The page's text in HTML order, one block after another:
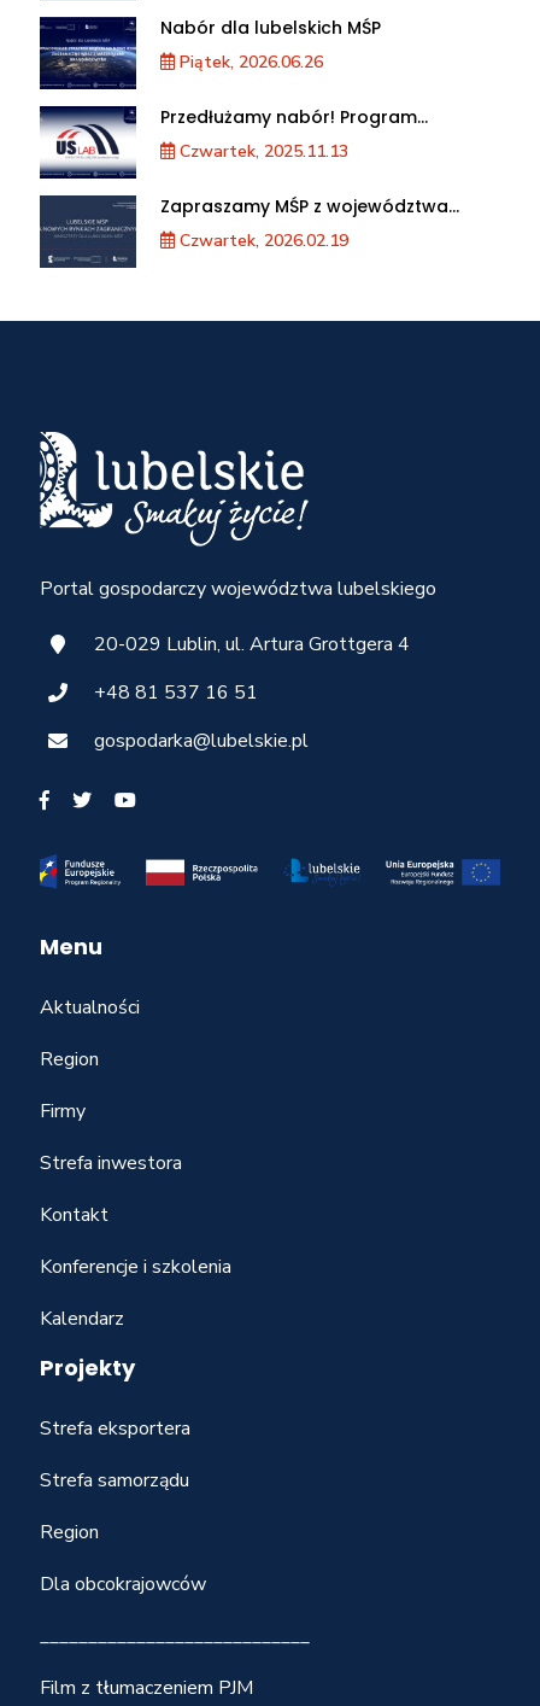
Nabór dla lubelskich MŚP
Piątek, 2026.06.26
Przedłużamy nabór! Program
akceleracji przedsiębiorstw
Czwartek, 2025.11.13
Zapraszamy MŚP z województwa
lubelskiego na warsztaty „Lubelskie
MŚP na nowych rynkach
Czwartek, 2026.02.19
Portal gospodarczy województwa lubelskiego
20-029 Lublin, ul. Artura Grottgera 4
+48 81 537 16 51
gospodarka@lubelskie.pl
Menu
Aktualności
Region
Firmy
Strefa inwestora
Kontakt
Konferencje i szkolenia
Kalendarz
Projekty
Strefa eksportera
Strefa samorządu
Region
Dla obcokrajowców
____________________________
Film z tłumaczeniem PJM